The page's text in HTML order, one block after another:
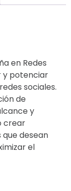
en Redes
y potenciar
sociales.
de
y
crear
desean
el